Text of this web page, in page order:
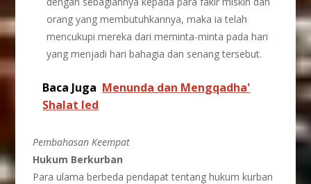
orang yang membutuhkannya, maka ia telah
mencukupi mereka dari meminta-minta pada hari
yang menjadi hari bahagia dan senang tersebut.
Baca Juga Menunda dan Mengqadha'
Shalat Ied
Pembahasan Keempat
Hukum Berkurban
Para ulama berbeda pendapat tentang hukum kurban